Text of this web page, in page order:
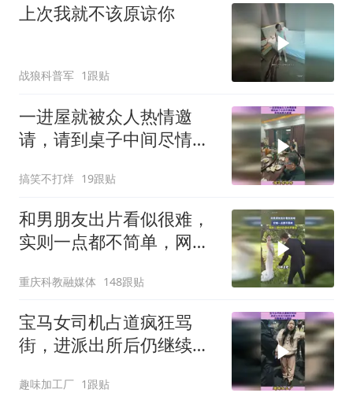
上次我就不该原谅你
战狼科普军 1跟贴
一进屋就被众人热情邀
请，请到桌子中间尽情跳
搞笑不打烊 19跟贴
和男朋友出片看似很难，
实则一点都不简单，网
重庆科教融媒体 148跟贴
宝马女司机占道疯狂骂
街，进派出所后仍继续发
趣味加工厂 1跟贴